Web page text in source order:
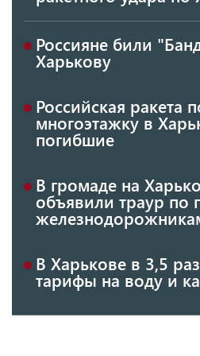
Россияне били
Харькову
Российская ракета
многоэтажку в
погибшие
В громаде на
объявили траур по
В Харькове в 3,5
тарифы на воду и